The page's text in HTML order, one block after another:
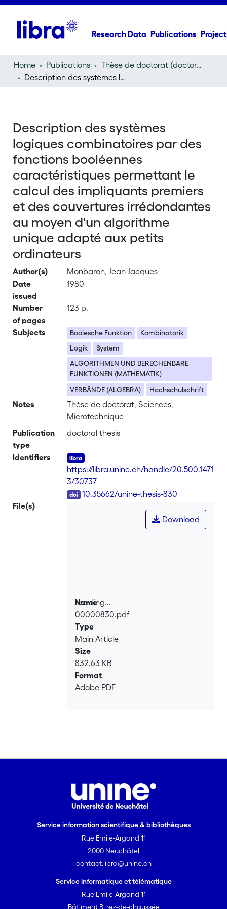
Research Data Publications
Home Publications
Thèse de doctorat (doctoral thesis)
Description des systèmes logiques combinatoires par des fonctions booléennes caractéristiques permettant le calcul des impliquants premiers et des couvertures irrédondantes au moyen d'un algorithme unique adapté aux petits ordinateurs
Description des systèmes
logiques combinatoires par des
fonctions booléennes
caractéristiques permettant le
calcul des impliquants premiers
et des couvertures irrédondantes
au moyen d'un algorithme
unique adapté aux petits
ordinateurs
Author(s)
Monbaron, Jean-Jacques
Date
issued
1980
Number
of pages
123 p.
Subjects Boolesche Funktion
Kombinatorik
Logik
System
ALGORITHMEN UND BERECHENBARE
FUNKTIONEN (MATHEMATIK)
VERBÄNDE (ALGEBRA)
Hochschulschrift
Notes
Thèse de doctorat, Sciences,
Microtechnique
Publication
type
doctoral thesis
Identifiers
https://libra.unine.ch/handle/20.500.1471
3/30737
10.35662/unine-thesis-830
File(s)
Loading...
Loading...
Download
Name
00000830.pdf
Type
Main Article
Size
832.63 KB
Format
Adobe PDF
Service information scientifique & bibliothèques
Rue Emile-Argand 11
2000 Neuchâtel
contact.libra@unine.ch
Service informatique et télématique
Rue Emile-Argand 11
Bâtiment B, rez-de-chaussée